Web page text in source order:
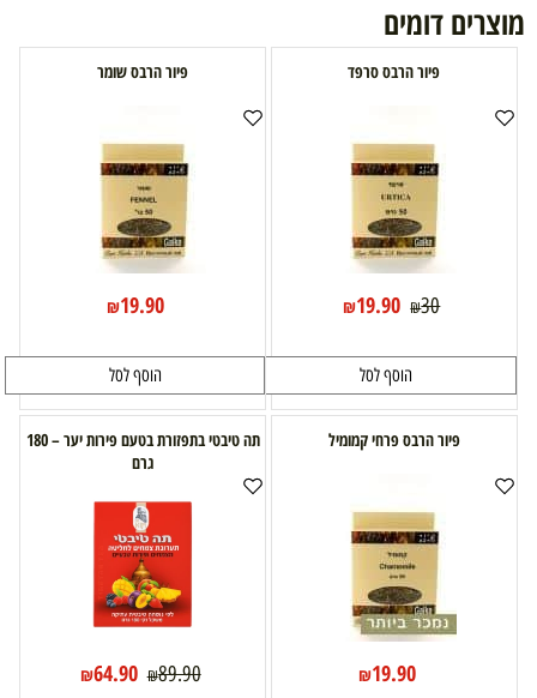
מוצרים דומים
פיור הרבס סרפד
₪30
₪19.90
הוסף לסל
פיור הרבס שומר
₪19.90
הוסף לסל
פיור הרבס פרחי קמומיל
₪19.90
תה טיבטי בתפזורת בטעם פירות יער – 180
גרם
₪89.90
₪64.90